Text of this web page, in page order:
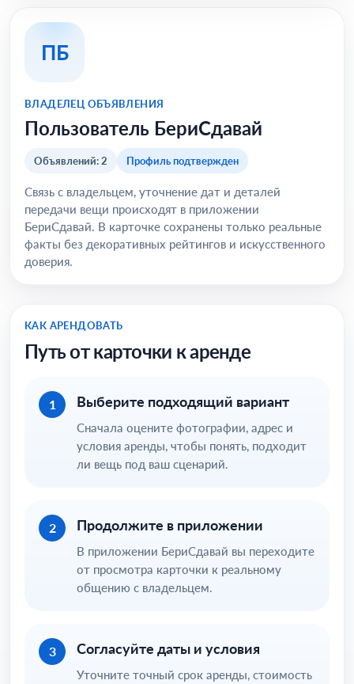
ПБ
ВЛАДЕЛЕЦ ОБЪЯВЛЕНИЯ
Пользователь БериСдавай
Объявлений: 2 Профиль подтвержден
Связь с владельцем, уточнение дат и деталей
передачи вещи происходят в приложении
БериСдавай. В карточке сохранены только реальные
факты без декоративных рейтингов и искусственного
доверия.
КАК АРЕНДОВАТЬ
Путь от карточки к аренде
1 Выберите подходящий вариант
Сначала оцените фотографии, адрес и
условия аренды, чтобы понять, подходит
ли вещь под ваш сценарий.
2 Продолжите в приложении
В приложении БериСдавай вы переходите
от просмотра карточки к реальному
общению с владельцем.
3 Согласуйте даты и условия
Уточните точный срок аренды, стоимость